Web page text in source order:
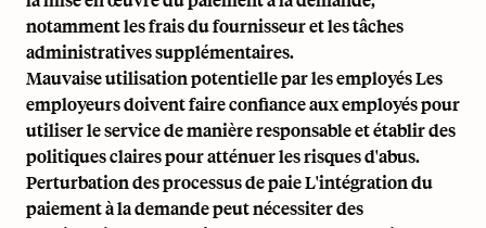
notamment les frais du fournisseur et les tâches
administratives supplémentaires.
Mauvaise utilisation potentielle par les employés Les
employeurs doivent faire confiance aux employés pour
utiliser le service de manière responsable et établir des
politiques claires pour atténuer les risques d'abus.
Perturbation des processus de paie L'intégration du
paiement à la demande peut nécessiter des